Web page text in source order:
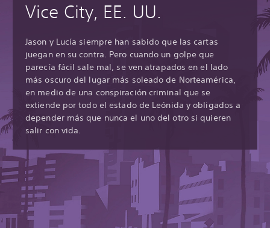
Vice City, EE. UU.
Jason y Lucía siempre han sabido que las cartas
juegan en su contra. Pero cuando un golpe que
parecía fácil sale mal, se ven atrapados en el lado
más oscuro del lugar más soleado de Norteamérica,
en medio de una conspiración criminal que se
extiende por todo el estado de Leónida y obligados a
depender más que nunca el uno del otro si quieren
salir con vida.